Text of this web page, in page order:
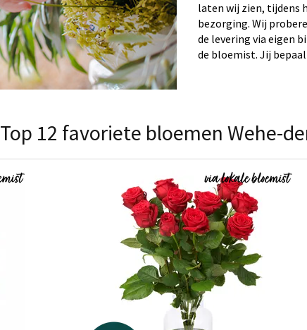
laten wij zien, tijdens
bezorging. Wij
de levering via eigen
de bloemist. Jij
Top 12 favoriete bloemen Wehe-